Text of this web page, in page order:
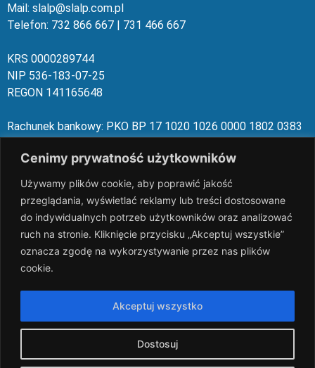
Cenimy prywatność użytkowników
Używamy plików cookie, aby poprawić jakość
przeglądania, wyświetlać reklamy lub treści dostosowane
do indywidualnych potrzeb użytkowników oraz analizować
ruch na stronie. Kliknięcie przycisku „Akceptuj wszystkie”
oznacza zgodę na wykorzystywanie przez nas plików
cookie.
Dostosuj
Akceptuj wszystko
Mail: slalp@slalp.com.pl
Telefon: 732 866 667 | 731 466 667
KRS 0000289744
NIP 536-183-07-25
REGON 141165648
Rachunek bankowy: PKO BP 17 1020 1026 0000 1802 0383
– Part of
BSK Group. All rights reserved.